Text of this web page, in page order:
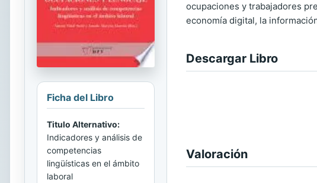
Ficha del Libro
Titulo Alternativo:
Indicadores y análisis de
competencias
lingüísticas en el ámbito
laboral
ocupaciones y trabajadores
economía digital, la
Descargar Libro
Valoración